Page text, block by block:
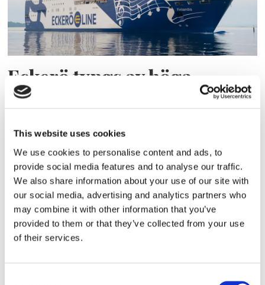
This website uses cookies
We use cookies to personalise content and ads, to
provide social media features and to analyse our traffic.
We also share information about your use of our site with
our social media, advertising and analytics partners who
may combine it with other information that you’ve
provided to them or that they’ve collected from your use
of their services.
Eckerö tyngs av höga
bränslekostnader men
frakten fortsätter växa